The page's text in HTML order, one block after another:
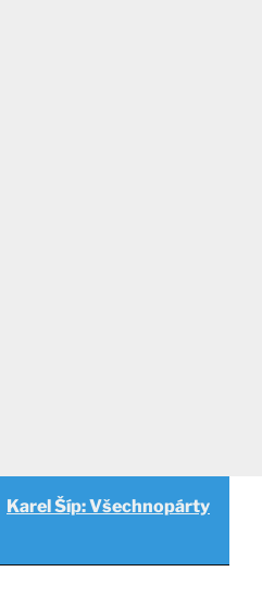
Karel Šíp: Všechnopárty